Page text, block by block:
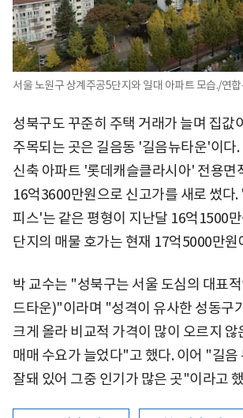
서울 노원구 상계주공5단지와 일대 아파트 모습./연
성북구도 꾸준히 주택 거래가 늘며 집값
주목되는 곳은 길음동 '길음뉴타운'이다
신축 아파트 '롯데캐슬클라시아' 전용면
16억3600만원으로 신고가를 새로 썼다.
피스'는 같은 평형이 지난달 16억1500
단지의 매물 호가는 현재 17억5000만
박 교수는 "성북구는 서울 도심의 대표
드타운)"이라며 "성격이 유사한 성동구
크게 올라 비교적 가격이 많이 오르지
매매 수요가 늘었다"고 했다. 이어 "길음
잘돼 있어 그중 인기가 많은 곳"이라고